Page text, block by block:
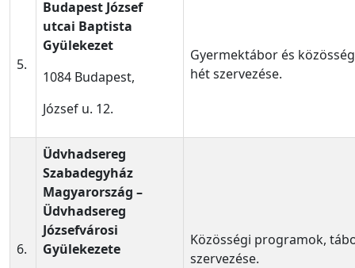
5.
Budapest József
utcai Baptista
Gyülekezet
1084 Budapest,
József u. 12.
Gyermektábor és
hét szervezése.
6.
Üdvhadsereg
Szabadegyház
Magyarország –
Üdvhadsereg
Józsefvárosi
Gyülekezete
Közösségi programok,
szervezése.